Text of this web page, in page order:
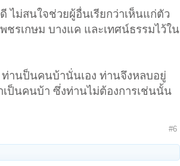
ไม่สนใจช่วยผู้อื่นเรียกว่าเห็นแก่ตัว
รเกษม บางแค และเทศน์ธรรมไว้ใน
านป็นคนบ้านั่นเอง ท่านจึงหลบอยู่
ป็นคนบ้า ซึ่งท่านไม่ต้องการเช่นนั้น
#6